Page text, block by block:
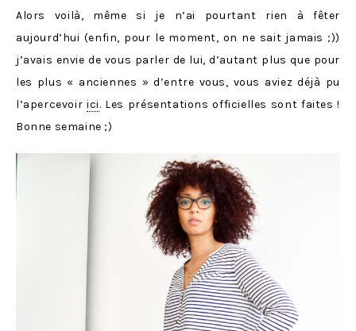
Alors voilà, même si je n’ai pourtant rien à fêter
aujourd’hui (enfin, pour le moment, on ne sait jamais ;))
j’avais envie de vous parler de lui, d’autant plus que pour
les plus « anciennes » d’entre vous, vous aviez déjà pu
l’apercevoir ici. Les présentations officielles sont faites !
Bonne semaine ;)